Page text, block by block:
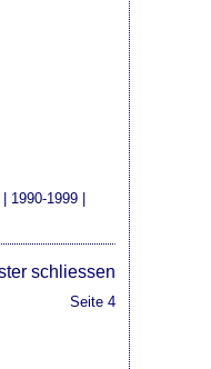
1990-1999
Seite 4